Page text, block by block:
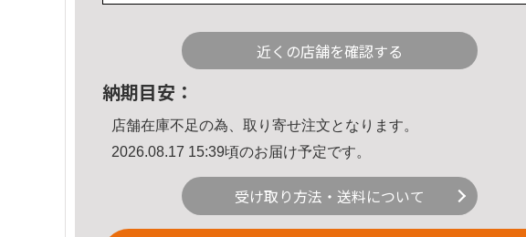
近くの店舗を確認する
納期目安：
店舗在庫不足の為、取り寄せ注文となります。
2026.08.17 15:39頃のお届け予定です。
受け取り方法・送料について